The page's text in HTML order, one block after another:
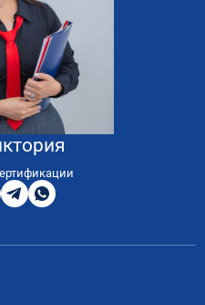
Telegram
WhatsApp